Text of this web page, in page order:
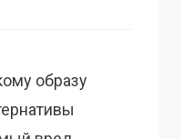
образу